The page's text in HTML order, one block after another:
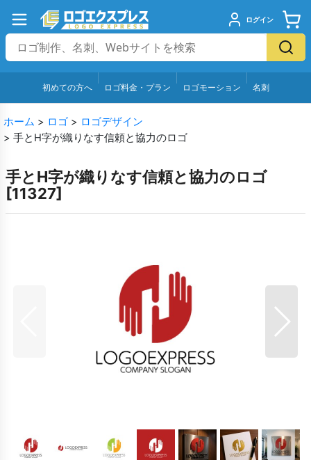
ログイン
初めての方へ ロゴ料金・プラン ロゴモーション 名刺
ホーム > ロゴ > ロゴデザイン
> 手とH字が織りなす信頼と協力のロゴ
手とH字が織りなす信頼と協力のロゴ
[11327]